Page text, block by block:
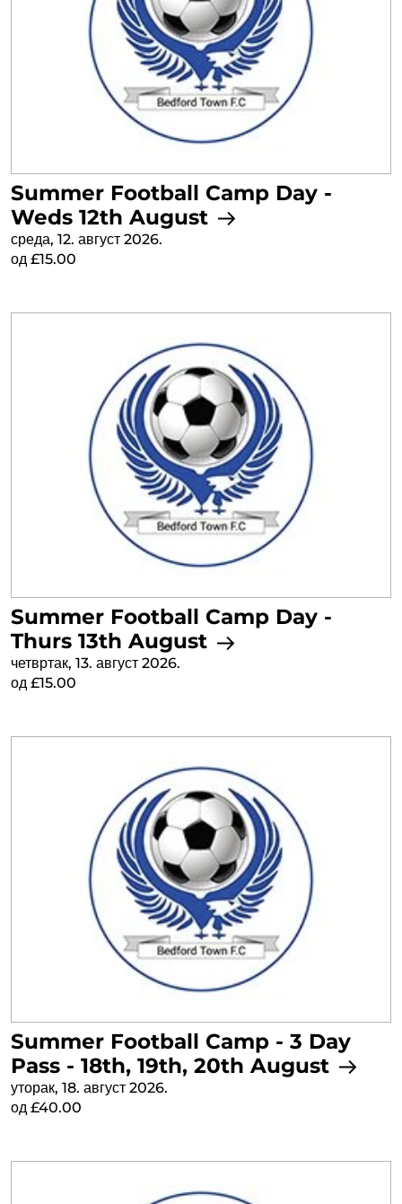
Summer Football Camp Day -
Weds 12th August
среда, 12. август 2026.
од £15.00
Summer Football Camp Day -
Thurs 13th August
четвртак, 13. август 2026.
од £15.00
Summer Football Camp - 3 Day
Pass - 18th, 19th, 20th August
уторак, 18. август 2026.
од £40.00